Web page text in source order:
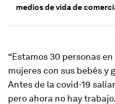
medios de vida de
“Estamos 30 personas
mujeres con sus bebés y
Antes de la covid-19
pero ahora no hay